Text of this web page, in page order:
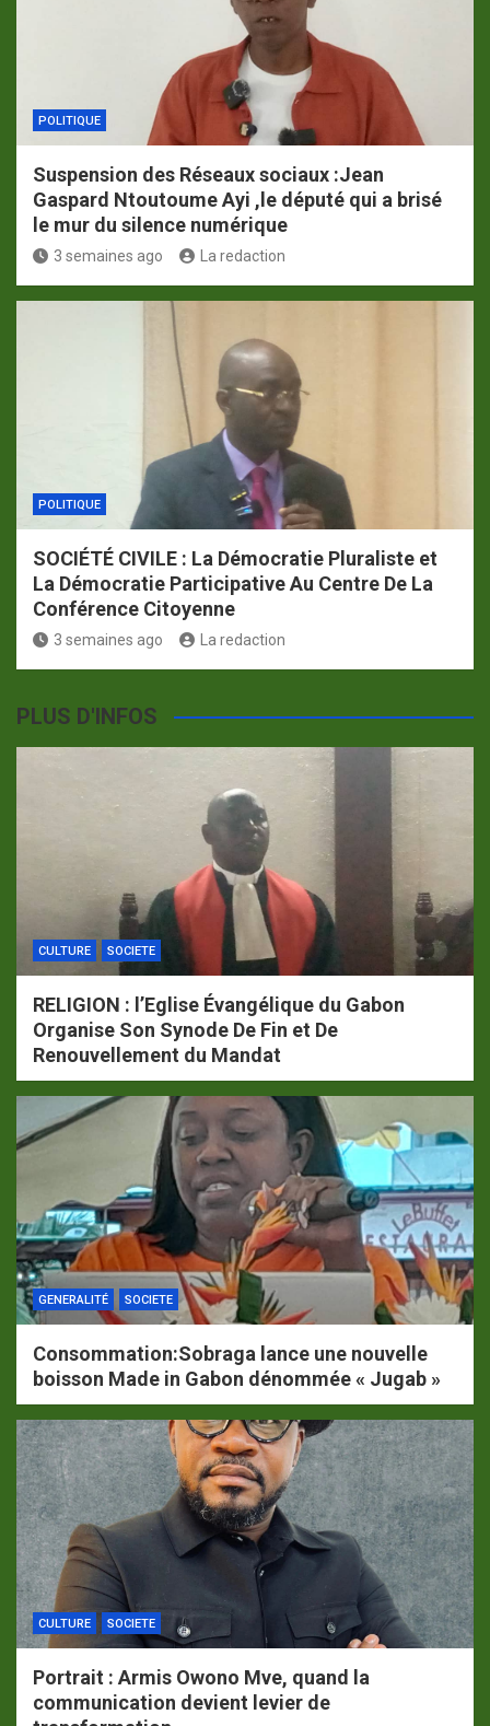
POLITIQUE
Suspension des Réseaux sociaux :Jean
Gaspard Ntoutoume Ayi ,le député qui a brisé
le mur du silence numérique
3 semaines ago La redaction
POLITIQUE
SOCIÉTÉ CIVILE : La Démocratie Pluraliste et
La Démocratie Participative Au Centre De La
Conférence Citoyenne
3 semaines ago La redaction
PLUS D'INFOS
CULTURE SOCIETE
RELIGION : l’Eglise Évangélique du Gabon
Organise Son Synode De Fin et De
Renouvellement du Mandat
GENERALITÉ SOCIETE
Consommation:Sobraga lance une nouvelle
boisson Made in Gabon dénommée « Jugab »
CULTURE SOCIETE
Portrait : Armis Owono Mve, quand la
communication devient levier de